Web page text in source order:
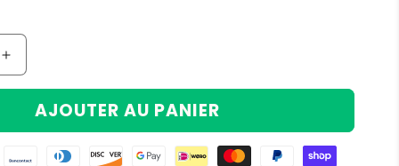
Augmenter
la
quantité
Maclock™
-
AJOUTER AU PANIER